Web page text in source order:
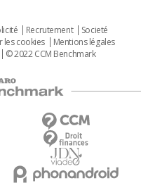
Recrutement
Societé
les cookies
Mentions légales
© 2022 CCM Benchmark